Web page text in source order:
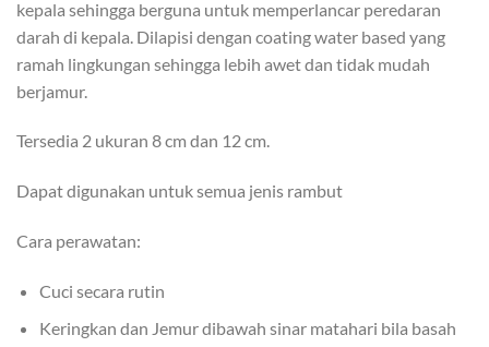
kepala sehingga berguna untuk memperlancar peredaran
darah di kepala. Dilapisi dengan coating water based yang
ramah lingkungan sehingga lebih awet dan tidak mudah
berjamur.
Tersedia 2 ukuran 8 cm dan 12 cm.
Dapat digunakan untuk semua jenis rambut
Cara perawatan:
Cuci secara rutin
Keringkan dan Jemur dibawah sinar matahari bila basah